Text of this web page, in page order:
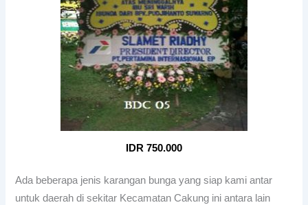
IDR 750.000
Ada beberapa jenis karangan bunga yang siap kami antar
untuk daerah di sekitar Kecamatan Cakung ini antara lain